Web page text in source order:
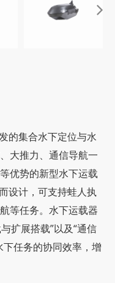
的集合水下定位与水
大推力、通信导航一
优势的新型水下运载
设计，可支持蛙人执
等任务。水下运载器
扩展搭载”以及“通信
任务的协同效率，增